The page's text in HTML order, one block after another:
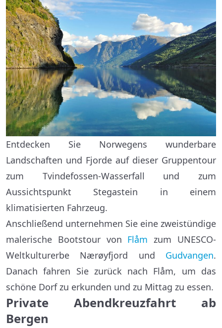
Entdecken Sie Norwegens wunderbare
Landschaften und Fjorde auf dieser Gruppentour
zum Tvindefossen-Wasserfall und zum
Aussichtspunkt Stegastein in einem
klimatisierten Fahrzeug.
Anschließend unternehmen Sie eine zweistündige
malerische Bootstour von Flåm zum UNESCO-
Weltkulturerbe Nærøyfjord und Gudvangen.
Danach fahren Sie zurück nach Flåm, um das
schöne Dorf zu erkunden und zu Mittag zu essen.
Private Abendkreuzfahrt ab
Bergen